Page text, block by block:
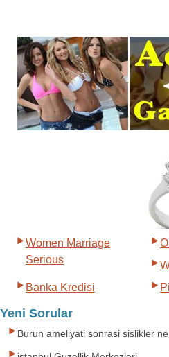
Women Marriage
Serious
Banka Kredisi
Yeni Sorular
Burun ameliyati sonrasi sislikler